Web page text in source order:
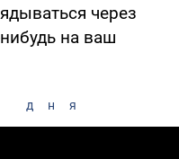
через
на ваш
дня